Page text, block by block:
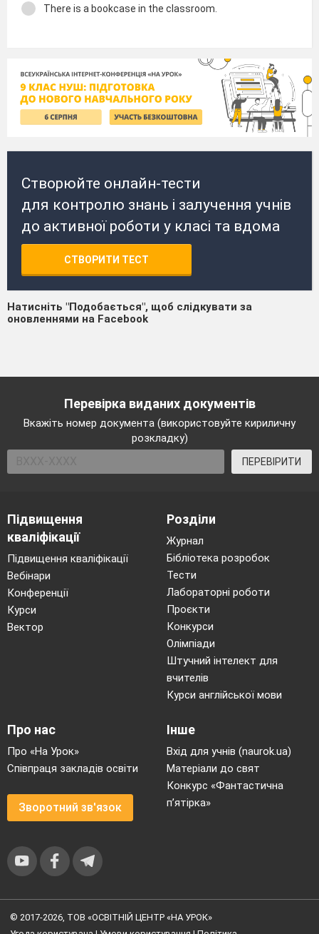
There is a bookcase in the classroom.
Створюйте онлайн-тести
для контролю знань і залучення учнів
до активної роботи у класі та вдома
СТВОРИТИ ТЕСТ
Натисніть "Подобається", щоб слідкувати за
оновленнями на Facebook
Перевірка виданих документів
Вкажіть номер документа (використовуйте кириличну
розкладку)
ПЕРЕВІРИТИ
Підвищення
кваліфікації
Підвищення кваліфікації
Вебінари
Конференції
Курси
Вектор
Розділи
Журнал
Бібліотека розробок
Тести
Лабораторні роботи
Проєкти
Конкурси
Олімпіади
Штучний інтелект для
вчителів
Курси англійської мови
Про нас
Про «На Урок»
Співпраця закладів освіти
Зворотний зв'язок
Інше
Вхід для учнів (naurok.ua)
Матеріали до свят
Конкурс «Фантастична
п’ятірка»
© 2017-2026, ТОВ «ОСВІТНІЙ ЦЕНТР «НА УРОК»